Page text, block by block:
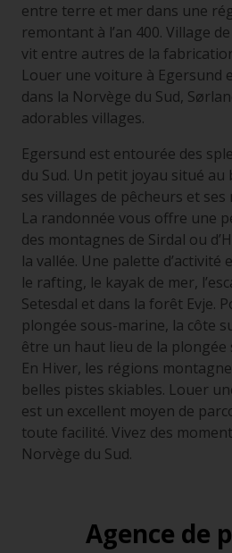
entre terre et mer dans une
remontant à l’an 400. Village
vit entre autres de la
Louer une voiture à Egersund
dans la Norvège du Sud,
adorables villages.
Egersund est entourée des
du Sud. Un petit joyau situé
ses villages de pêcheurs et
La randonnée vous offre une
des montagnes de Sirdal ou
la vallée. Une palette d’activité
le rafting, le kayak de mer,
Setesdal et dans la forêt Evje.
plongée sous-marine, la côte
être un haut lieu de la plongée
En Hiver, les régions
belles pistes skiables. Louer
est un excellent moyen de
toute facilité. Vivez des
Norvège du Sud.
Agence de